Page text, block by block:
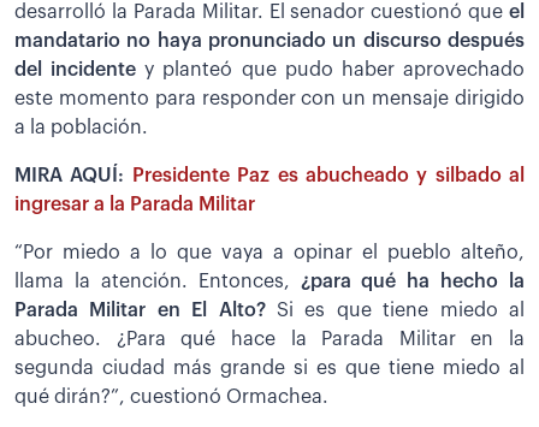
desarrolló la Parada Militar. El senador cuestionó que el
mandatario no haya pronunciado un discurso después
del incidentey planteó que pudo haber aprovechado
este momento para responder con un mensaje dirigido
a la población.
MIRA AQUÍ:
Presidente Paz es abucheado y silbado al
ingresar a la Parada Militar
“Por miedo a lo que vaya a opinar el pueblo alteño,
llama la atención. Entonces, ¿para qué ha hecho la
Parada Militar en El Alto? Si es que tiene miedo al
abucheo. ¿Para qué hace la Parada Militar en la
segunda ciudad más grande si es que tiene miedo al
qué dirán?”, cuestionó Ormachea.